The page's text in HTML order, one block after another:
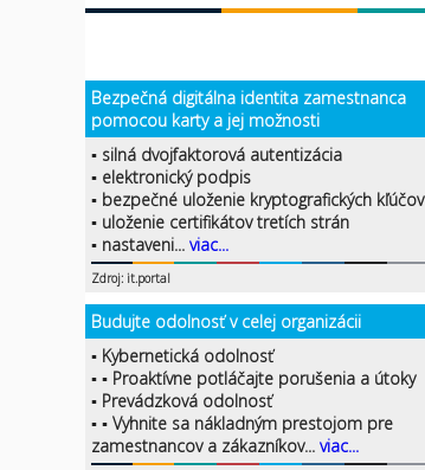
Bezpečná digitálna identita zamestnanca
pomocou karty a jej možnosti
▪ silná dvojfaktorová autentizácia
▪ elektronický podpis
▪ bezpečné uloženie kryptografických kľúčov
▪ uloženie certifikátov tretích strán
▪ nastaveni... viac...
Zdroj: it.portal
Budujte odolnosť v celej organizácii
▪ Kybernetická odolnosť
▪ ▪ Proaktívne potláčajte porušenia a útoky
▪ Prevádzková odolnosť
▪ ▪ Vyhnite sa nákladným prestojom pre
zamestnancov a zákazníkov... viac...